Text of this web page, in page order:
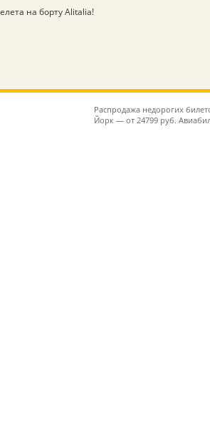
на борту Alitalia!
Распродажа недорогих
Йорк — от 24799 руб.